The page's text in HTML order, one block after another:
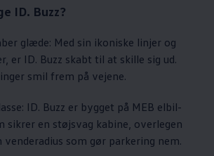
ID. Buzz?
glæde: Med sin ikoniske linjer og
er ID. Buzz skabt til at skille sig ud.
smil frem på vejene.
ID. Buzz er bygget på MEB elbil-
sikrer en støjsvag kabine, overlegen
venderadius som gør parkering nem.